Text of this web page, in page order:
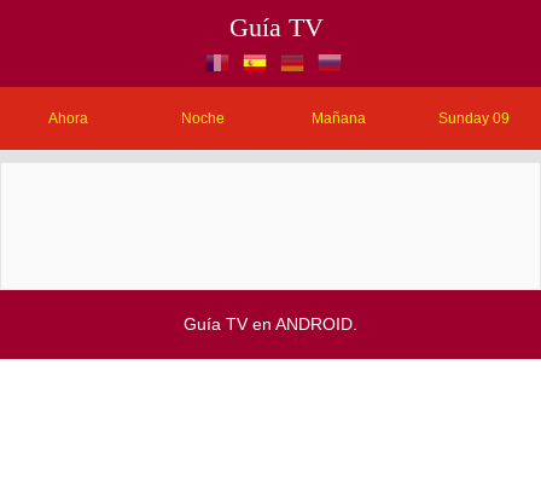
Guía TV
Ahora Noche Mañana Sunday 09
Guía TV en ANDROID.